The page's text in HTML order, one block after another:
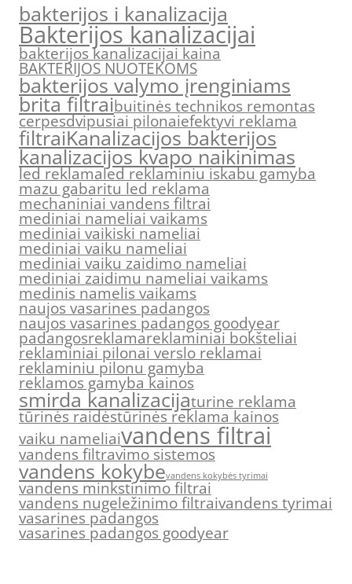
bakterijos i kanalizacija
Bakterijos kanalizacijai
bakterijos kanalizacijai kaina
BAKTERIJOS NUOTEKOMS
bakterijos valymo įrenginiams
brita filtraibuitinės technikos remontas
cerpesdvipusiai pilonaiefektyvi reklama
filtraiKanalizacijos bakterijos
kanalizacijos kvapo naikinimas
led reklamaled reklaminiu iskabu gamyba
mazu gabaritu led reklama
mechaniniai vandens filtrai
mediniai nameliai vaikams
mediniai vaikiski nameliai
mediniai vaiku nameliai
mediniai vaiku zaidimo nameliai
mediniai zaidimu nameliai vaikams
medinis namelis vaikams
naujos vasarines padangos
naujos vasarines padangos goodyear
padangosreklamareklaminiai bokšteliai
reklaminiai pilonai verslo reklamai
reklaminiu pilonu gamyba
reklamos gamyba kainos
smirda kanalizacijaturine reklama
tūrinės raidėstūrinės reklama kainos
vaiku nameliaivandens filtrai
vandens filtravimo sistemos
vandens kokybevandens kokybės tyrimai
vandens minkstinimo filtrai
vandens nugeležinimo filtraivandens tyrimai
vasarines padangos
vasarines padangos goodyear